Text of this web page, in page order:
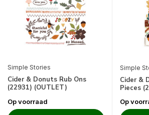
Simple Stories
Cider & Donuts Rub Ons
(22931) (OUTLET)
Op voorraad
Simple
Cider &
Pieces
Op